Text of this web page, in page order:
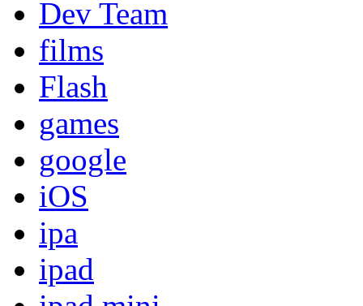
Dev Team
films
Flash
games
google
iOS
ipa
ipad